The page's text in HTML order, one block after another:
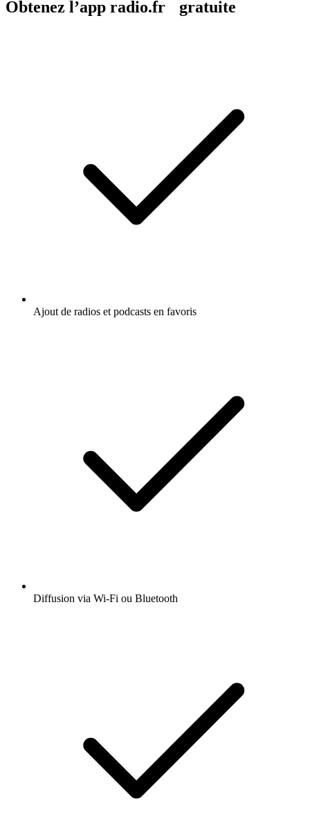
Obtenez l’app radio.fr gratuite
Ajout de radios et podcasts en favoris
Diffusion via Wi-Fi ou Bluetooth